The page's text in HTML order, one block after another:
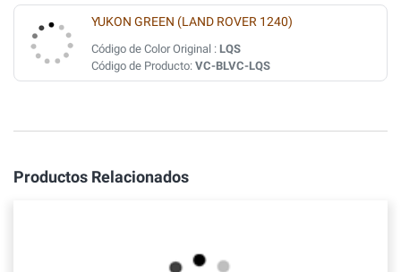
YUKON GREEN (LAND ROVER 1240)
Código de Color Original : LQS
Código de Producto: VC-BLVC-LQS
Productos Relacionados